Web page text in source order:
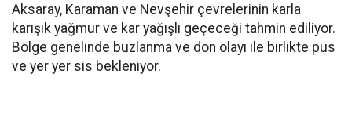
Aksaray, Karaman ve Nevşehir çevrelerinin karla
karışık yağmur ve kar yağışlı geçeceği tahmin ediliyor.
Bölge genelinde buzlanma ve don olayı ile birlikte pus
ve yer yer sis bekleniyor.